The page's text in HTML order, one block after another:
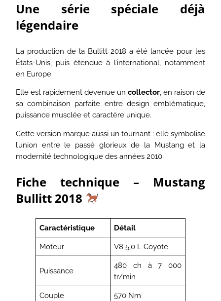
Une série spéciale déjà
légendaire
La production de la Bullitt 2018 a été lancée pour les
États-Unis, puis étendue à l’international, notamment
en Europe.
Elle est rapidement devenue un collector , en raison de
sa combinaison parfaite entre design emblématique,
puissance musclée et caractère unique.
Cette version marque aussi un tournant : elle symbolise
l’union entre le passé glorieux de la Mustang et la
modernité technologique des années 2010.
Fiche technique – Mustang
Bullitt 2018
Caractéristique Détail
Moteur V8 5,0 L Coyote
Puissance
480 ch à 7 000
tr/min
Couple 570 Nm